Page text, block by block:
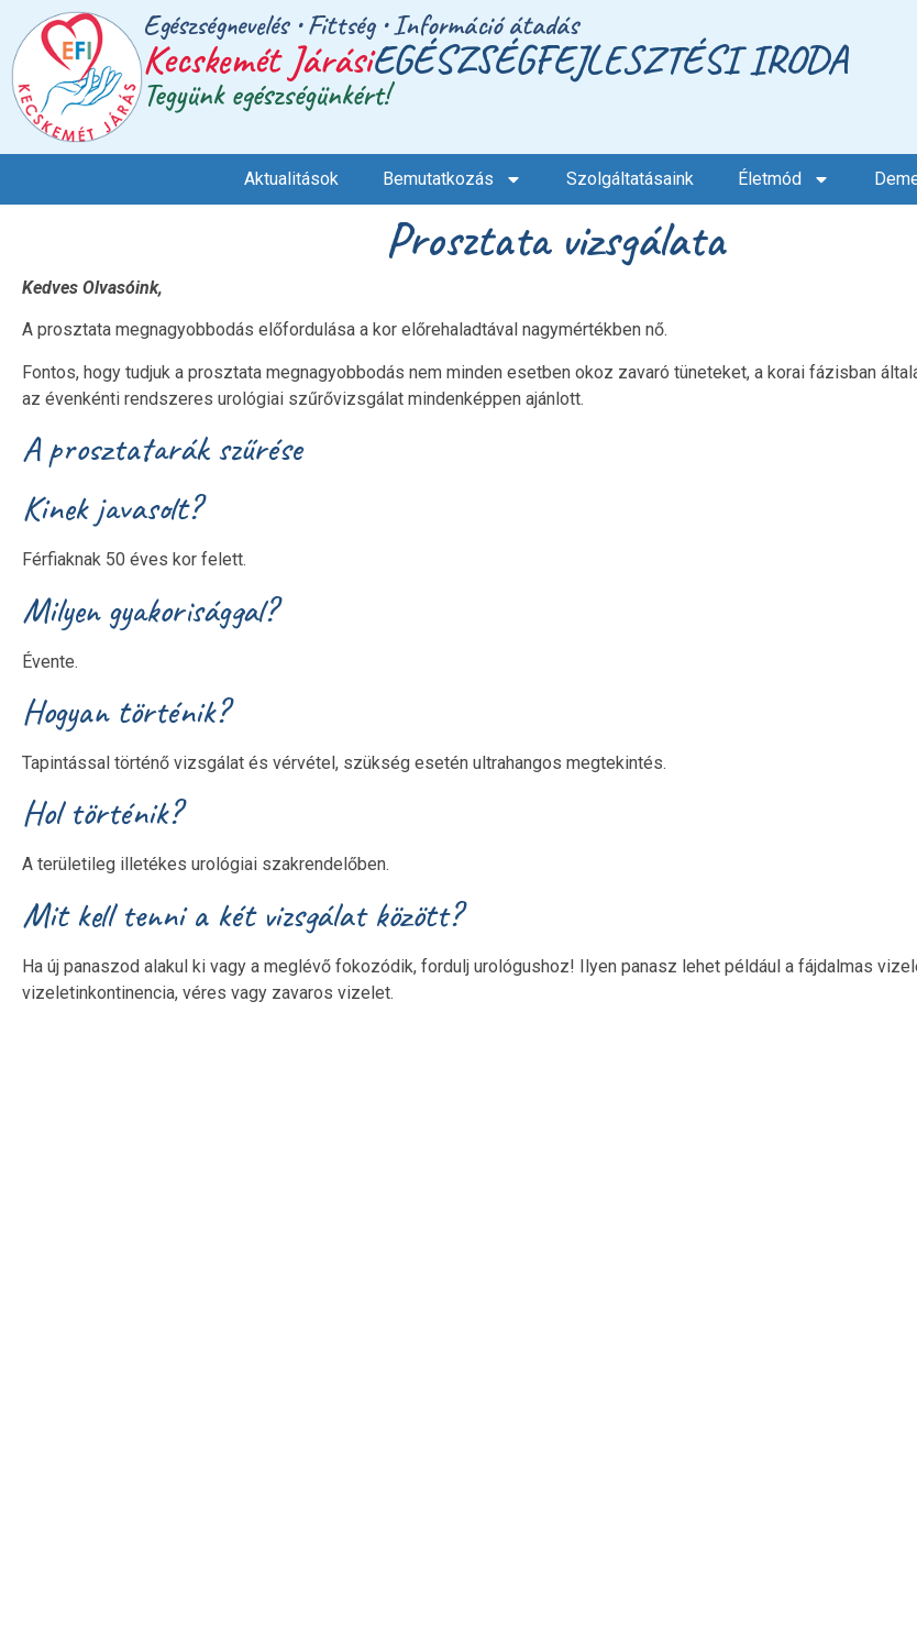
Egészségnevelés • Fittség • Információ átadás
Kecskemét JárásiEGÉSZSÉGFEJLESZTÉSI IRODA
Tegyünk egészségünkért!
Aktualitások Bemutatkozás Szolgáltatásaink Életmód
Prosztata vizsgálata
Kedves Olvasóink,
A prosztata megnagyobbodás előfordulása a kor előrehaladtával nagymértékben nő.
Fontos, hogy tudjuk a prosztata megnagyobbodás nem minden esetben okoz zavaró tüneteket, a korai fázisban
az évenkénti rendszeres urológiai szűrővizsgálat mindenképpen ajánlott.
A prosztatarák szűrése
Kinek javasolt?
Férfiaknak 50 éves kor felett.
Milyen gyakorisággal?
Évente.
Hogyan történik?
Tapintással történő vizsgálat és vérvétel, szükség esetén ultrahangos megtekintés.
Hol történik?
A területileg illetékes urológiai szakrendelőben.
Mit kell tenni a két vizsgálat között?
Ha új panaszod alakul ki vagy a meglévő fokozódik, fordulj urológushoz! Ilyen panasz lehet például a fájdalmas
vizeletinkontinencia, véres vagy zavaros vizelet.